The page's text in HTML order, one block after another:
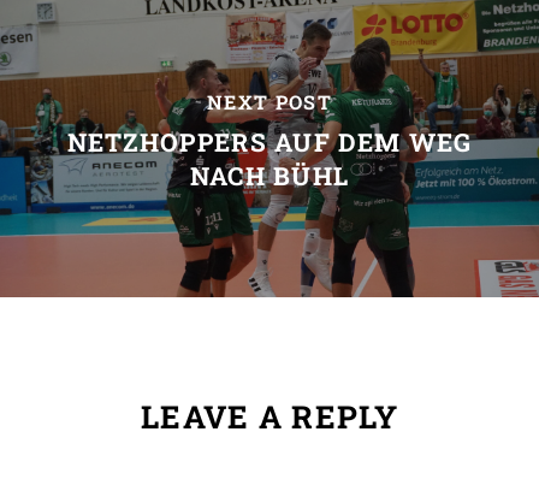
NEXT POST
NETZHOPPERS AUF DEM WEG
NACH BÜHL
LEAVE A REPLY